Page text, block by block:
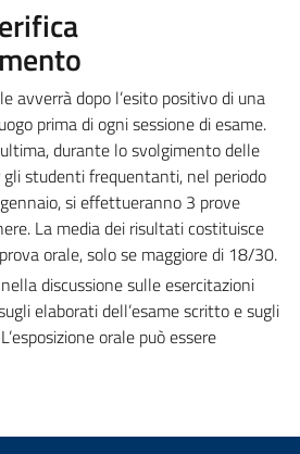
avverrà dopo l’esito positivo di una
prima di ogni sessione di esame.
durante lo svolgimento delle
studenti frequentanti, nel periodo
si effettueranno 3 prove
La media dei risultati costituisce
orale, solo se maggiore di 18/30.
discussione sulle esercitazioni
elaborati dell’esame scritto e sugli
orale può essere